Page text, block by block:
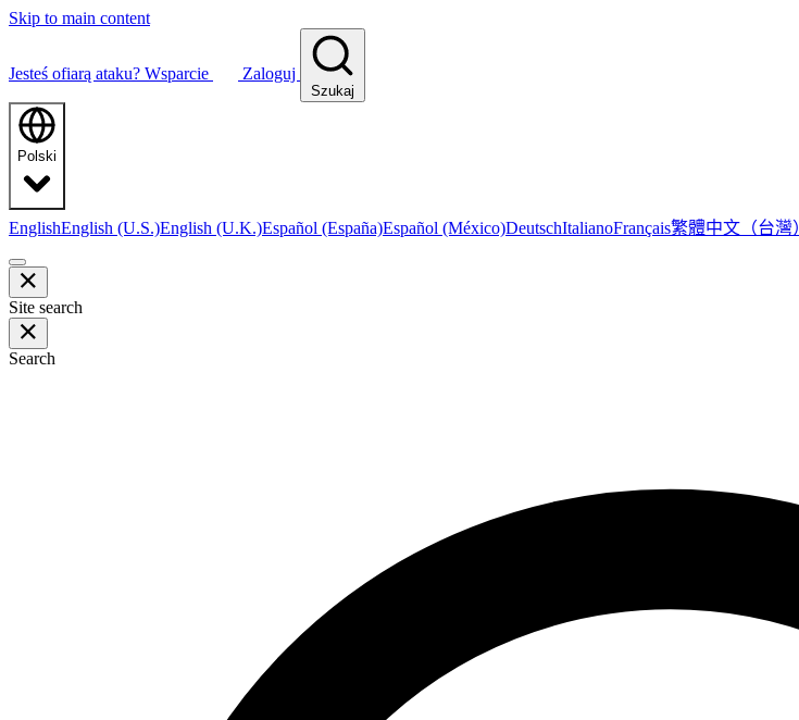
Skip to main content
Jesteś ofiarą ataku? Wsparcie Zaloguj
Szukaj
Polski
EnglishEnglish (U.S.)English (U.K.)Español (España)Español (México)DeutschItalianoFrançais繁體中文（台灣）
Site search
Search